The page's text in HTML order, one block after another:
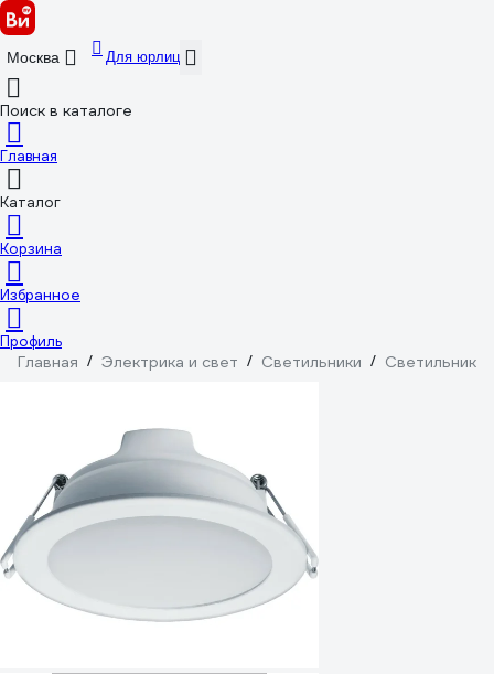
Москва Для юрлиц
Поиск в каталоге
Главная
Каталог
Корзина
Избранное
Профиль
Главная / Электрика и свет / Светильники / Светильники